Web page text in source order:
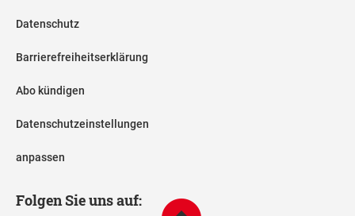
Datenschutz
Barrierefreiheitserklärung
Abo kündigen
Datenschutzeinstellungen
anpassen
Folgen Sie uns auf: